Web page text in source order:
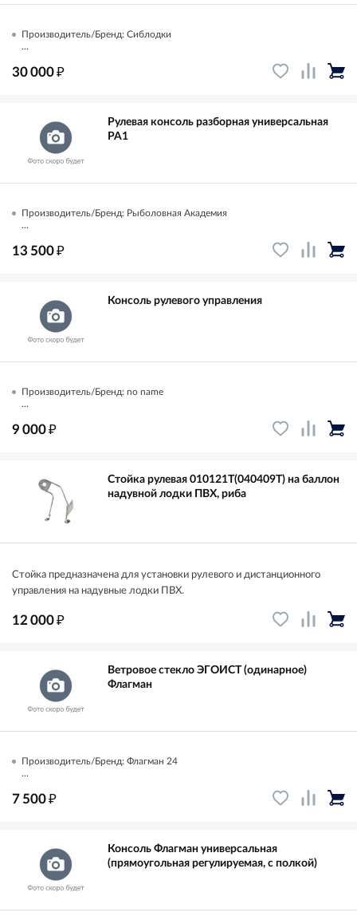
Производитель/Бренд: Сиблодки
...
30 000₽
Рулевая консоль разборная универсальная
РА1
Производитель/Бренд: Рыболовная Академия
...
13 500₽
Консоль рулевого управления
Производитель/Бренд: no name
...
9 000₽
Стойка рулевая 010121Т(040409Т) на баллон
надувной лодки ПВХ, риба
Стойка предназначена для установки рулевого и дистанционного
управления на надувные лодки ПВХ.
12 000₽
Ветровое стекло ЭГОИСТ (одинарное)
Флагман
Производитель/Бренд: Флагман 24
...
7 500₽
Консоль Флагман универсальная
(прямоугольная регулируемая, с полкой)